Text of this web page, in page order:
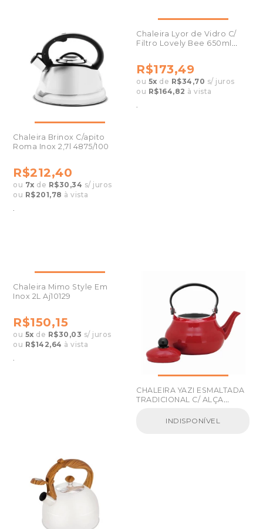
Chaleira Brinox C/apito
Roma Inox 2,7l 4875/100
R$212,40
ou 7x de R$30,34 s/ juros
ou R$201,78 à vista
.
Chaleira Lyor de Vidro C/
Filtro Lovely Bee 650ml
R$173,49
ou 5x de R$34,70 s/ juros
ou R$164,82 à vista
.
Chaleira Mimo Style Em
Inox 2L Aj10129
R$150,15
ou 5x de R$30,03 s/ juros
ou R$142,64 à vista
.
CHALEIRA YAZI ESMALTADA
TRADICIONAL C/ ALÇA
INDISPONÍVEL